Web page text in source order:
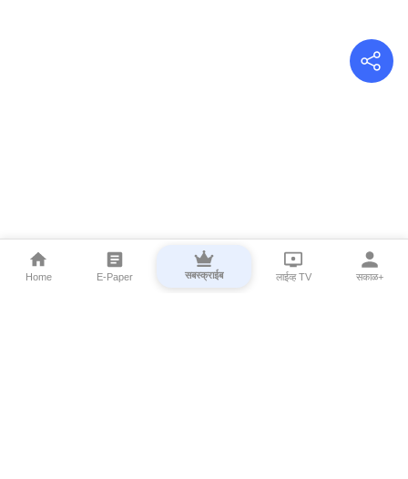
Home E-Paper सबस्क्राईब लाईव्ह TV सकाळ+